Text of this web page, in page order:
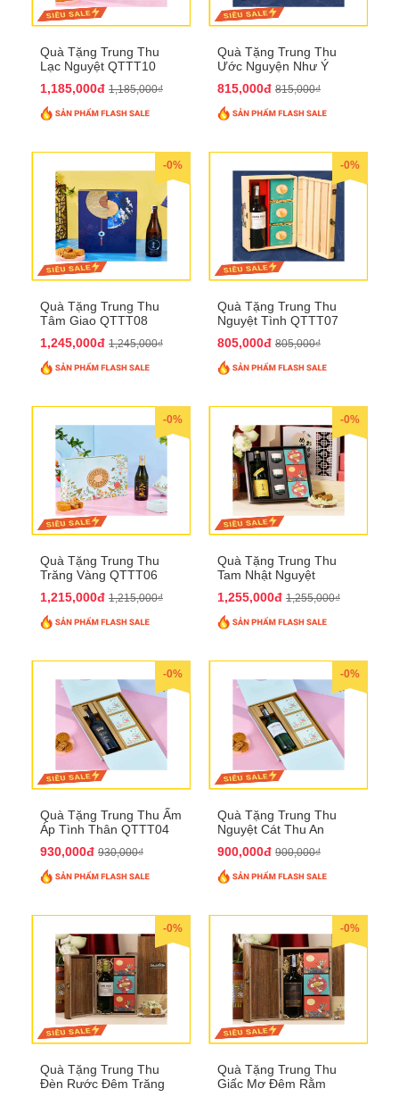
Quà Tặng Trung Thu
Lạc Nguyệt QTTT10
1,185,000đ 1,185,000₫
Quà Tặng Trung Thu
Ước Nguyện Như Ý
815,000đ 815,000₫
-0%
Quà Tặng Trung Thu
Tâm Giao QTTT08
1,245,000đ 1,245,000₫
-0%
Quà Tặng Trung Thu
Nguyệt Tình QTTT07
805,000đ 805,000₫
-0%
Quà Tặng Trung Thu
Trăng Vàng QTTT06
1,215,000đ 1,215,000₫
-0%
Quà Tặng Trung Thu
Tam Nhật Nguyệt
1,255,000đ 1,255,000₫
-0%
Quà Tặng Trung Thu Ấm
Áp Tình Thân QTTT04
930,000đ 930,000₫
-0%
Quà Tặng Trung Thu
Nguyệt Cát Thu An
900,000đ 900,000₫
-0%
Quà Tặng Trung Thu
Đèn Rước Đêm Trăng
-0%
Quà Tặng Trung Thu
Giấc Mơ Đêm Rằm